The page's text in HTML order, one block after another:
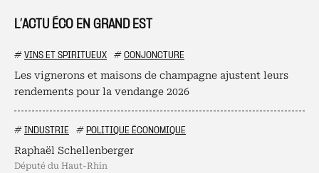
L’ACTU ÉCO EN GRAND EST
# VINS ET SPIRITUEUX # CONJONCTURE
Les vignerons et maisons de champagne ajustent leurs
rendements pour la vendange 2026
# INDUSTRIE # POLITIQUE ÉCONOMIQUE
Raphaël Schellenberger
député du Haut-Rhin